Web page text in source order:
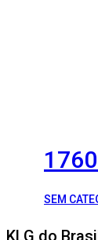
SEM
KLG do